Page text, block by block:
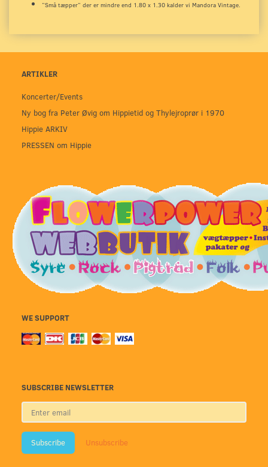
”Små tæpper” der er mindre end 1.80 x 1.30 kalder vi Mandora Vintage.
ARTIKLER
Koncerter/Events
Ny bog fra Peter Øvig om Hippietid og Thylejroprør i 1970
Hippie ARKIV
PRESSEN om Hippie
WE SUPPORT
SUBSCRIBE NEWSLETTER
Enter
email
Subscribe Unsubscribe